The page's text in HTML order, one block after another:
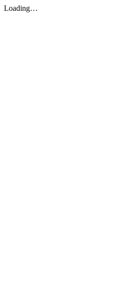
Loading…